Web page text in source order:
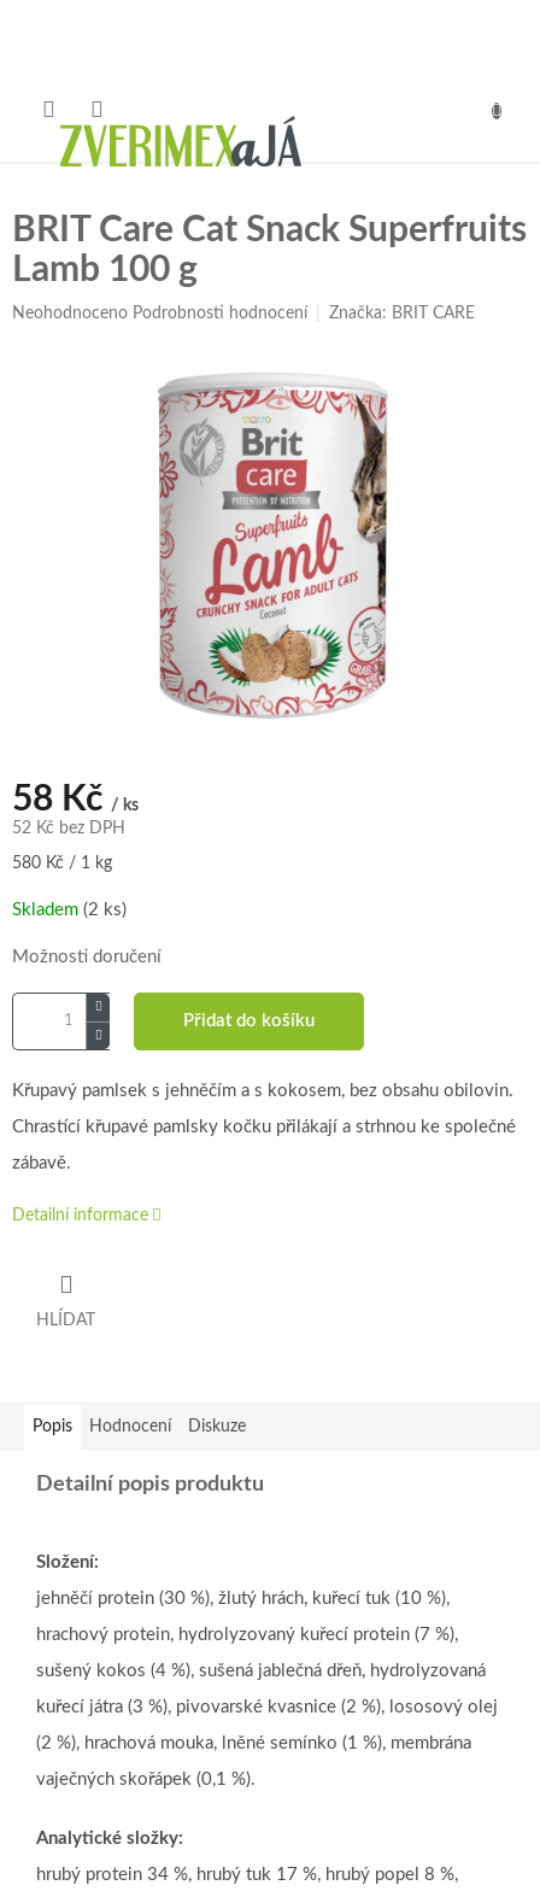
BRIT Care Cat Snack Superfruits
Lamb 100 g
Průměrné
Neohodnoceno Podrobnosti hodnocení Značka: BRIT CARE
58 Kč / ks
52 Kč bez DPH
Měrná
580 Kč / 1 kg
Skladem (2 ks)
Možnosti doručení
Přidat do košíku
Křupavý pamlsek s jehněčím a s kokosem, bez obsahu obilovin.
Chrastící křupavé pamlsky kočku přilákají a strhnou ke společné
zábavě.
Detailní informace
HLÍDAT
Popis Hodnocení Diskuze
Detailní popis produktu
Složení:
jehněčí protein (30 %), žlutý hrách, kuřecí tuk (10 %),
hrachový protein, hydrolyzovaný kuřecí protein (7 %),
sušený kokos (4 %), sušená jablečná dřeň, hydrolyzovaná
kuřecí játra (3 %), pivovarské kvasnice (2 %), lososový olej
(2 %), hrachová mouka, lněné semínko (1 %), membrána
vaječných skořápek (0,1 %).
Analytické složky:
hrubý protein 34 %, hrubý tuk 17 %, hrubý popel 8 %,